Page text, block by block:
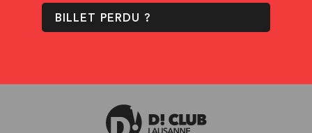
BILLET PERDU ?